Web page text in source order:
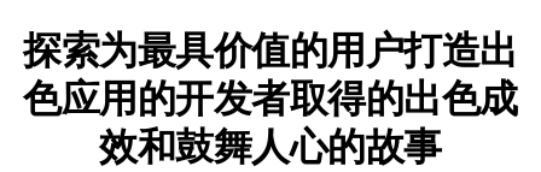
探索为最具价值的用户打造出
色应用的开发者取得的出色成
效和鼓舞人心的故事